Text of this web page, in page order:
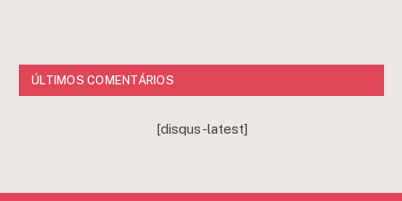
ÚLTIMOS COMENTÁRIOS
[disqus-latest]